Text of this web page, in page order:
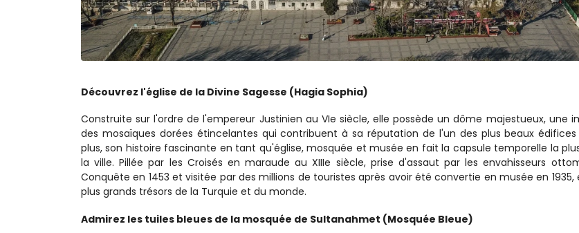
Découvrez l'église de la Divine Sagesse (Hagia Sophia)
Construite sur l'ordre de l'empereur Justinien au VIe siècle, elle possède un dôme majestueux, une
des mosaïques dorées étincelantes qui contribuent à sa réputation de l'un des plus beaux
plus, son histoire fascinante en tant qu'église, mosquée et musée en fait la capsule temporelle la
la ville. Pillée par les Croisés en maraude au XIIIe siècle, prise d'assaut par les envahisseurs
Conquête en 1453 et visitée par des millions de touristes après avoir été convertie en musée en 1935,
plus grands trésors de la Turquie et du monde.
Admirez les tuiles bleues de la mosquée de Sultanahmet (Mosquée Bleue)